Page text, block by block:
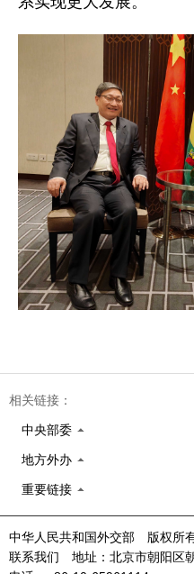
相关链接：
中央部委
地方外办
重要链接
中华人民共和国外交部 版权所
联系我们 地址：北京市朝阳